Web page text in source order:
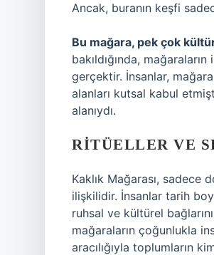
Ancak, buranın keşfi
Bu mağara, pek çok
bakıldığında,
gerçektir. İnsanlar,
alanları kutsal kabul
alanıydı.
RITÜELLER VE
Kaklık Mağarası,
ilişkilidir. İnsanlar tarih
ruhsal ve kültürel
mağaraların çoğunlukla
aracılığıyla toplumların